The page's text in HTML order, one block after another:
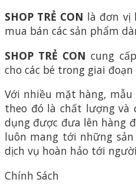
SHOP TRẺ CON là đơn vị
mua bán các sản phẩm
SHOP TRẺ CON cung
cho các bé trong giai
Với nhiều mặt hàng,
theo đó là chất lượng và
dụng được đưa lên hàng
luôn mang tới những
dịch vụ hoàn hảo tới
Chính Sách